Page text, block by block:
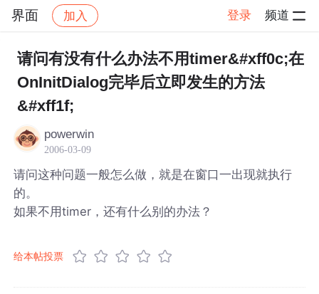
界面 加入 登录 频道
社区 界面 帖子详情
请问有没有什么办法不用timer&#xff0c;在
OnInitDialog完毕后立即发生的方法
&#xff1f;
powerwin
2006-03-09
请问这种问题一般怎么做，就是在窗口一出现就执行
的。
如果不用timer，还有什么别的办法？
给本帖投票